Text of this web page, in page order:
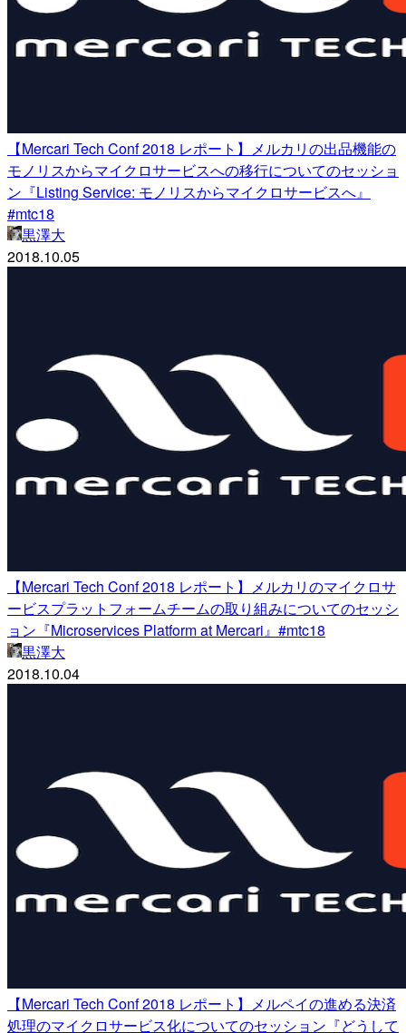
【Mercari Tech Conf 2018 レポート】メルカリの出品機能の
モノリスからマイクロサービスへの移行についてのセッショ
ン『Listing Service: モノリスからマイクロサービスへ』
#mtc18
黒澤大
2018.10.05
【Mercari Tech Conf 2018 レポート】メルカリのマイクロサ
ービスプラットフォームチームの取り組みについてのセッシ
ョン『Microservices Platform at Mercari』#mtc18
黒澤大
2018.10.04
【Mercari Tech Conf 2018 レポート】メルペイの進める決済
処理のマイクロサービス化についてのセッション『どうして